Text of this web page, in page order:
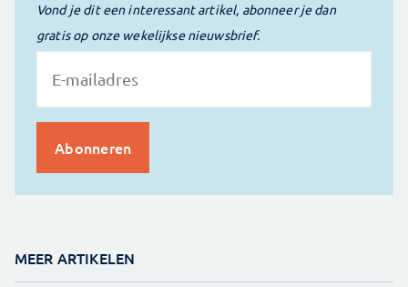
Vond je dit een interessant artikel, abonneer je dan
gratis op onze wekelijkse nieuwsbrief.
MEER ARTIKELEN